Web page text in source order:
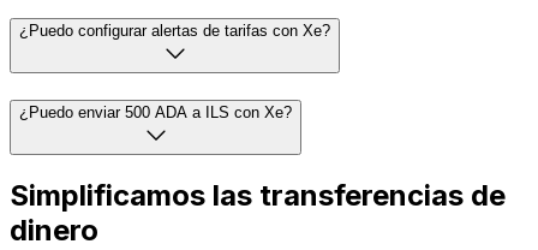
¿Puedo configurar alertas de tarifas con Xe?
¿Puedo enviar 500 ADA a ILS con Xe?
Simplificamos las transferencias de
dinero